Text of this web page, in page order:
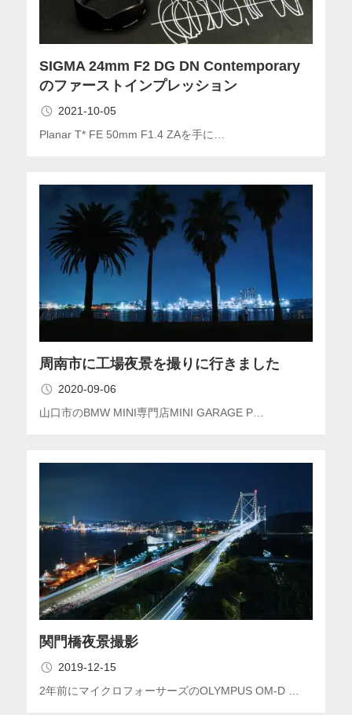
SIGMA 24mm F2 DG DN Contemporary
のファーストインプレッション
2021-10-05
Planar T* FE 50mm F1.4 ZAを手に…
周南市に工場夜景を撮りに行きました
2020-09-06
山口市のBMW MINI専門店MINI GARAGE P…
関門橋夜景撮影
2019-12-15
2年前にマイクロフォーサーズのOLYMPUS OM-D …